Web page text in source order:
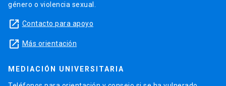
género o violencia sexual.
launch Contacto para apoyo
launch Más orientación
MEDIACIÓN UNIVERSITARIA